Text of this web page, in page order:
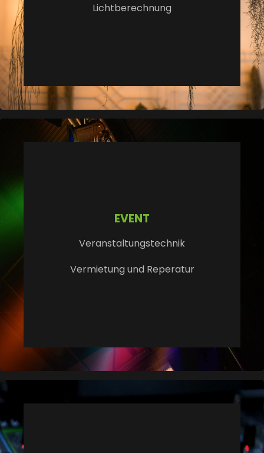
Lichtberechnung
EVENT
Veranstaltungstechnik
Vermietung und Reperatur